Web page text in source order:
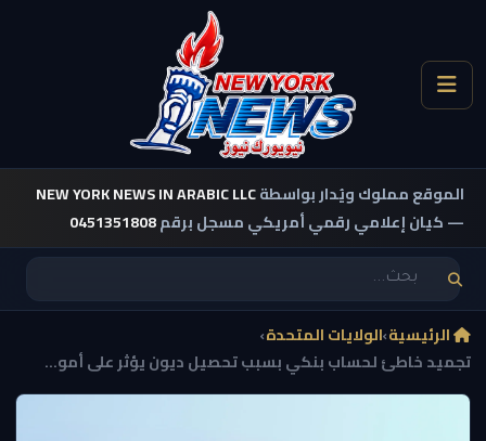
الموقع مملوك ويُدار بواسطةNEW YORK NEWS IN ARABIC LLC
— كيان إعلامي رقمي أمريكي مسجل برقم0451351808
الرئيسية›الولايات المتحدة›
تجميد خاطئ لحساب بنكي بسبب تحصيل ديون يؤثر على أمو...